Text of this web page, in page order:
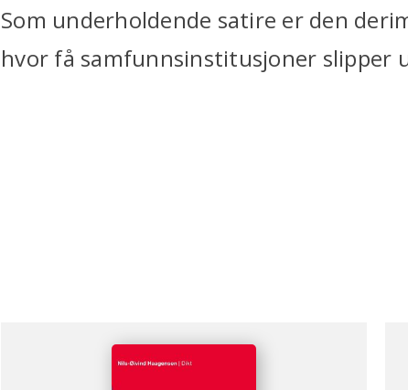
Som underholdende satire er den
hvor få samfunnsinstitusjoner slipper